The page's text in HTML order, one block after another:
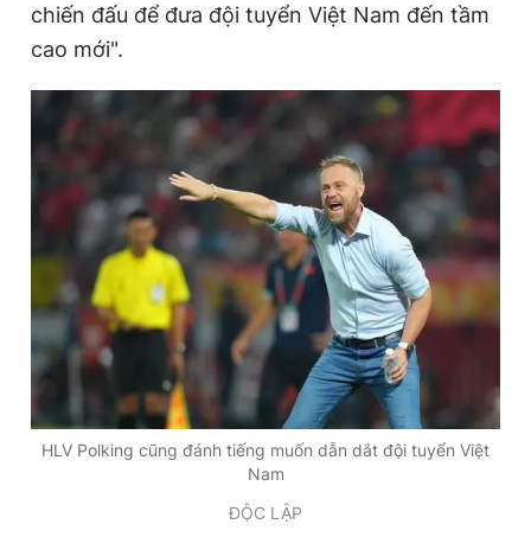
chiến đấu để đưa đội tuyển Việt Nam đến tầm
cao mới".
HLV Polking cũng đánh tiếng muốn dẫn dắt đội tuyển Việt
Nam
ĐỘC LẬP